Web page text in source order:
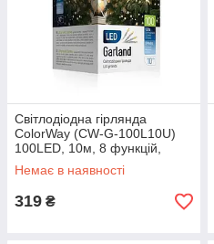
Світлодіодна гірлянда
ColorWay (CW-G-100L10U)
100LED, 10м, 8 функцій,
теплий колір, USB
Немає в наявності
319 ₴